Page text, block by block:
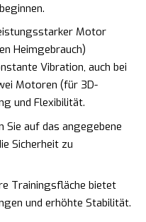
Motor
Heimgebrauch)
Vibration, auch bei
Motoren (für 3D-
und Flexibilität.
Sie auf das angegebene
Sicherheit zu
Trainingsfläche bietet
und erhöhte Stabilität.